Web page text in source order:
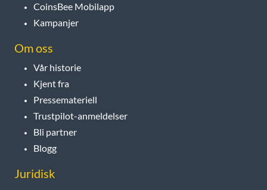
CoinsBee Mobilapp
Kampanjer
Om oss
Vår historie
Kjent fra
Pressemateriell
Trustpilot-anmeldelser
Bli partner
Blogg
Juridisk